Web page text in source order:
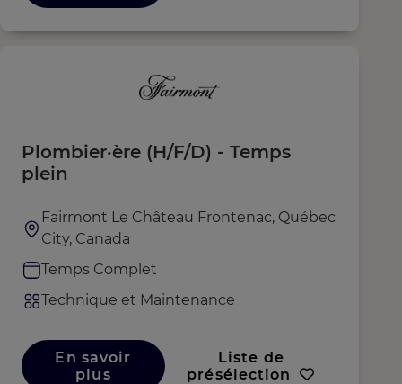
Plombier·ère (H/F/D) - Temps
plein
Fairmont Le Château Frontenac, Québec
City, Canada
Temps Complet
Technique et Maintenance
En savoir
plus
Liste de
présélection